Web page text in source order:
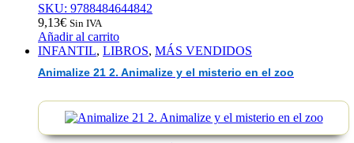
SKU: 9788484644842
9,13€ Sin IVA
Añadir al carrito
INFANTIL, LIBROS, MÁS VENDIDOS
Animalize 21 2. Animalize y el misterio en el zoo